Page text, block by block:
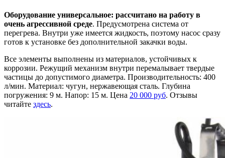
Оборудование универсальное: рассчитано на работу в
очень агрессивной среде. Предусмотрена система от
перегрева. Внутри уже имеется жидкость, поэтому насос сразу
готов к установке без дополнительной закачки воды.
Все элементы выполнены из материалов, устойчивых к
коррозии. Режущий механизм внутри перемалывает твердые
частицы до допустимого диаметра. Производительность: 400
л/мин. Материал: чугун, нержавеющая сталь. Глубина
погружения: 9 м. Напор: 15 м. Цена 20 000 руб. Отзывы
читайте здесь.